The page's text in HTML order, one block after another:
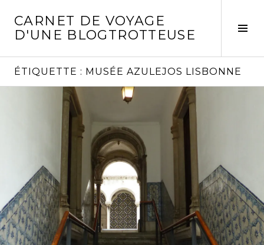
contenu
CARNET DE VOYAGE
D'UNE BLOGTROTTEUSE
ÉTIQUETTE : MUSÉE AZULEJOS LISBONNE